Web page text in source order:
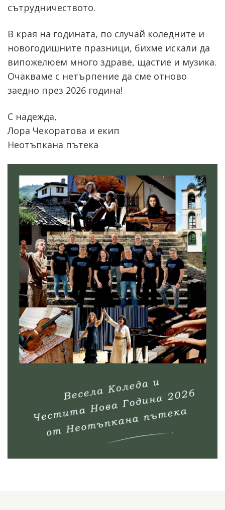
сътрудничеството.
В края на годината, по случай коледните и
новогодишните празници, бихме искали да
випожелюем много здраве, щастие и музика.
Очакваме с нетърпение да сме отново
заедно през 2026 година!
С надежда,
Лора Чекоратова и екип
Неотъпкана пътека